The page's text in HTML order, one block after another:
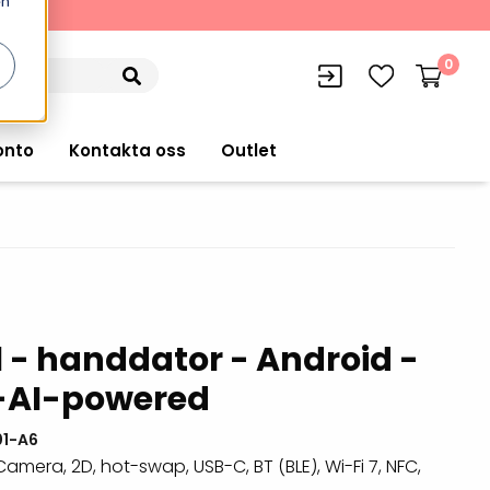
0
Computers
tablets
Ruggade plattor
Pekskärmar
WMSIQ: Lagersystem (WMS)
Lager och logistikprogram
inventering
Kontakta oss Outlet
- handdator - Android -
AI-powered
A6
2D, hot-swap, USB-C, BT (BLE), Wi-Fi 7, NFC,